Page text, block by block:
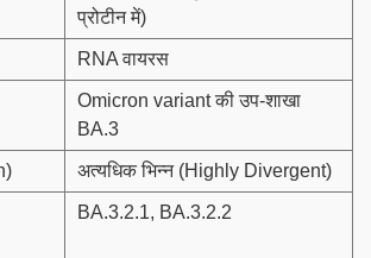
प्रोटीन में)
RNA वायरस
Omicron variant की उप-शाखा
BA.3
अत्यधिक भिन्न (Highly Divergent)
BA.3.2.1, BA.3.2.2